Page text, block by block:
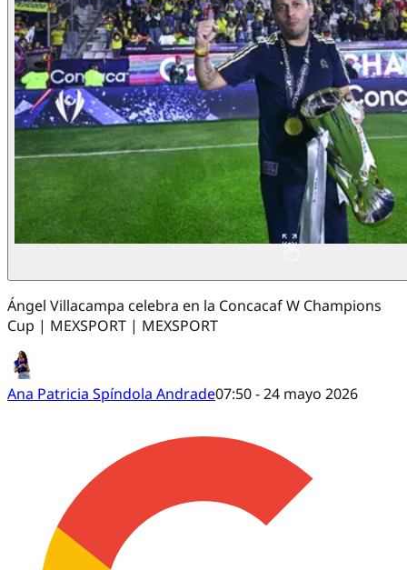
Ángel Villacampa celebra en la Concacaf W Champions
Cup | MEXSPORT | MEXSPORT
Ana Patricia Spíndola Andrade07:50 - 24 mayo 2026